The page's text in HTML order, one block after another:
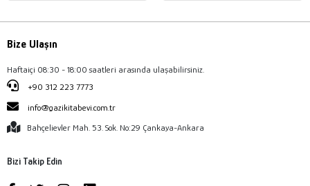
Bize Ulaşın
Haftaiçi 08:30 - 18:00 saatleri arasında ulaşabilirsiniz.
+90 312 223 7773
info@gazikitabevi.com.tr
Bahçelievler Mah. 53. Sok. No:29 Çankaya-Ankara
Bizi Takip Edin